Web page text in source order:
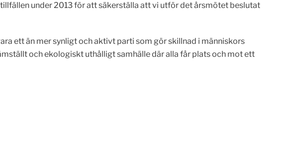
under 2013 för att säkerställa att vi utför det årsmötet beslutat
ett än mer synligt och aktivt parti som gör skillnad i människors
och ekologiskt uthålligt samhälle där alla får plats och mot ett